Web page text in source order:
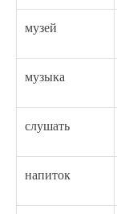
музей
музыка
слушать
напиток